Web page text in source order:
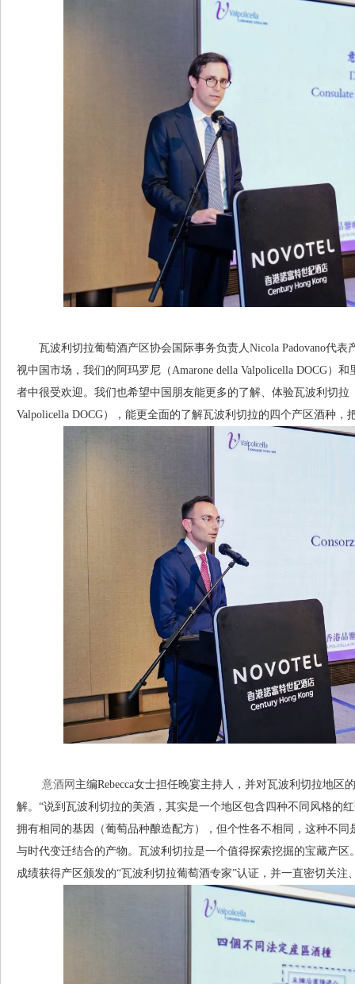
瓦波利切拉葡萄酒产区协会国际事务负责人Nicola Padovano代表
视中国市场，我们的阿玛罗尼（Amarone della Valpolicella DOCG）和
者中很受欢迎。我们也希望中国朋友能更多的了解、体验瓦波利切拉
Valpolicella DOCG），能更全面的了解瓦波利切拉的四个产区酒种
意酒网 主编Rebecca女士担任晚宴主持人，并对瓦波利切拉地
解。“说到瓦波利切拉的美酒，其实是一个地区包含四种不同风格的
拥有相同的基因（葡萄品种酿造配方），但个性各不相同，这种不
与时代变迁结合的产物。瓦波利切拉是一个值得探索挖掘的宝藏产区
成绩获得产区颁发的“瓦波利切拉葡萄酒专家”认证，并一直密切关